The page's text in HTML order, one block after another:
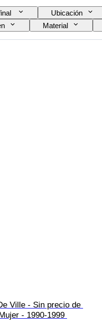
Ubicación
Material
Edición Idioma
Ville - Sin precio de
- 1990-1999